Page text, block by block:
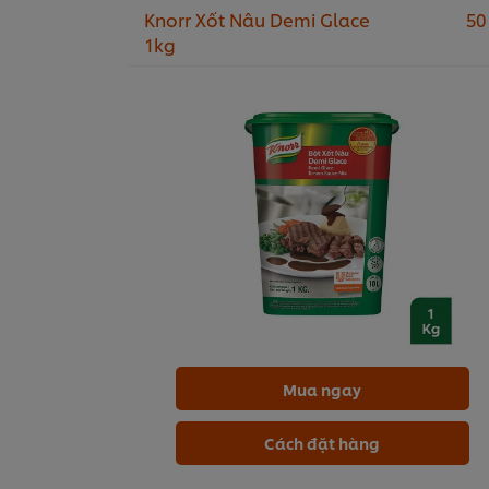
Knorr Xốt Nâu Demi Glace
1kg
Mua ngay
Cách đặt hàng